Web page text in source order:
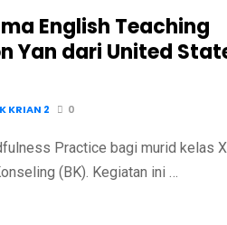
English Teaching
Yan dari United
KRIAN 2 0
Practice bagi murid kelas
(BK). Kegiatan ini …